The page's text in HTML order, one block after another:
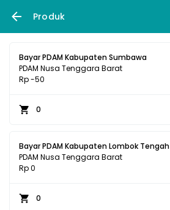
Produk
Bayar PDAM Kabupaten Sumbawa
PDAM Nusa Tenggara Barat
Rp -50
0
Bayar PDAM Kabupaten Lombok Tengah
PDAM Nusa Tenggara Barat
Rp 0
0